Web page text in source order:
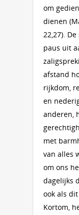
om
dienen
22,27).
paus uit
afstand
rijkdom,
en
anderen,
met
van alles
om ons
dagelijks
ook als
Kortom,